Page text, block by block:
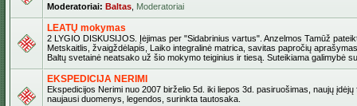
Moderatoriai: Baltas Moderatoriai
LEATŲ mokymas
2 LYGIO DISKUSIJOS. Įėjimas per "Sidabrinius vartus". Anzelmos Tamūž
Metskaitlis, žvaigždėlapis, Laiko integralinė matrica, savitas papročių
Baltų svetainė neatsako už šio mokymo teiginius ir tiesą. Suteikiama galimybė
EKSPEDICIJA NERIMI
Ekspedicijos Nerimi nuo 2007 birželio 5d. iki liepos 3d. pasiruošimas, naujų
naujausi duomenys, legendos, surinkta tautosaka.